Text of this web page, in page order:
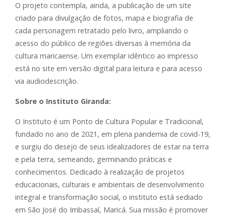
O projeto contempla, ainda, a publicação de um site
criado para divulgação de fotos, mapa e biografia de
cada personagem retratado pelo livro, ampliando o
acesso do público de regiões diversas à memória da
cultura maricaense. Um exemplar idêntico ao impresso
está no site em versão digital para leitura e para acesso
via audiodescrição.
Sobre o Instituto Giranda:
O Instituto é um Ponto de Cultura Popular e Tradicional,
fundado no ano de 2021, em plena pandemia de covid-19,
e surgiu do desejo de seus idealizadores de estar na terra
e pela terra, semeando, germinando práticas e
conhecimentos. Dedicado à realização de projetos
educacionais, culturais e ambientais de desenvolvimento
integral e transformação social, o instituto está sediado
em São José do Imbassaí, Maricá. Sua missão é promover